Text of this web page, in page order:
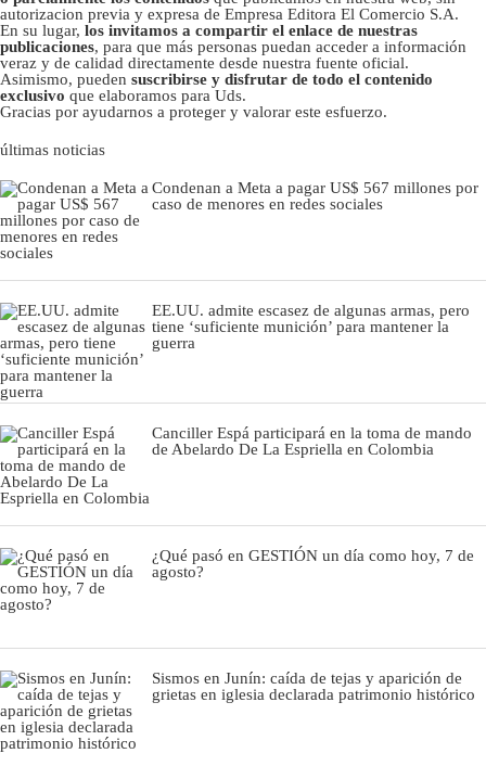
autorizacion previa y expresa de Empresa Editora El Comercio S.A.
En su lugar, los invitamos a compartir el enlace de nuestras
publicaciones, para que más personas puedan acceder a información
veraz y de calidad directamente desde nuestra fuente oficial.
Asimismo, pueden suscribirse y disfrutar de todo el contenido
exclusivo que elaboramos para Uds.
Gracias por ayudarnos a proteger y valorar este esfuerzo.
últimas noticias
Condenan a Meta a pagar US$ 567 millones por
caso de menores en redes sociales
EE.UU. admite escasez de algunas armas, pero
tiene ‘suficiente munición’ para mantener la
guerra
Canciller Espá participará en la toma de mando
de Abelardo De La Espriella en Colombia
¿Qué pasó en GESTIÓN un día como hoy, 7 de
agosto?
Sismos en Junín: caída de tejas y aparición de
grietas en iglesia declarada patrimonio histórico